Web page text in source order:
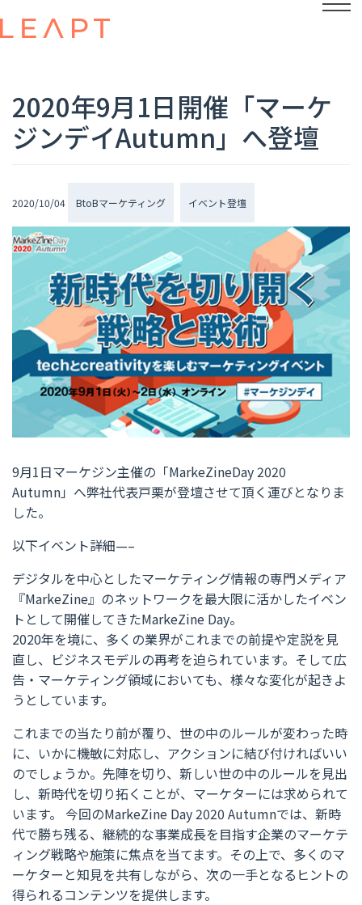
2020年9月1日開催「マーケ
ジンデイAutumn」へ登壇
2020/10/04 BtoBマーケティング イベント登壇
9月1日マーケジン主催の「MarkeZineDay 2020
Autumn」へ弊社代表戸栗が登壇させて頂く運びとなりま
した。
以下イベント詳細—–
デジタルを中心としたマーケティング情報の専門メディア
『MarkeZine』のネットワークを最大限に活かしたイベン
トとして開催してきたMarkeZine Day。
2020年を境に、多くの業界がこれまでの前提や定説を見
直し、ビジネスモデルの再考を迫られています。そして広
告・マーケティング領域においても、様々な変化が起きよ
うとしています。
これまでの当たり前が覆り、世の中のルールが変わった時
に、いかに機敏に対応し、アクションに結び付ければいい
のでしょうか。先陣を切り、新しい世の中のルールを見出
し、新時代を切り拓くことが、マーケターには求められて
います。 今回のMarkeZine Day 2020 Autumnでは、新時
代で勝ち残る、継続的な事業成長を目指す企業のマーケテ
ィング戦略や施策に焦点を当てます。その上で、多くのマ
ーケターと知見を共有しながら、次の一手となるヒントの
得られるコンテンツを提供します。